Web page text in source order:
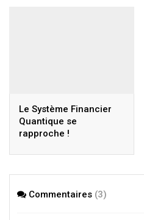
Le Système Financier
Quantique se
rapproche !
Commentaires (3)